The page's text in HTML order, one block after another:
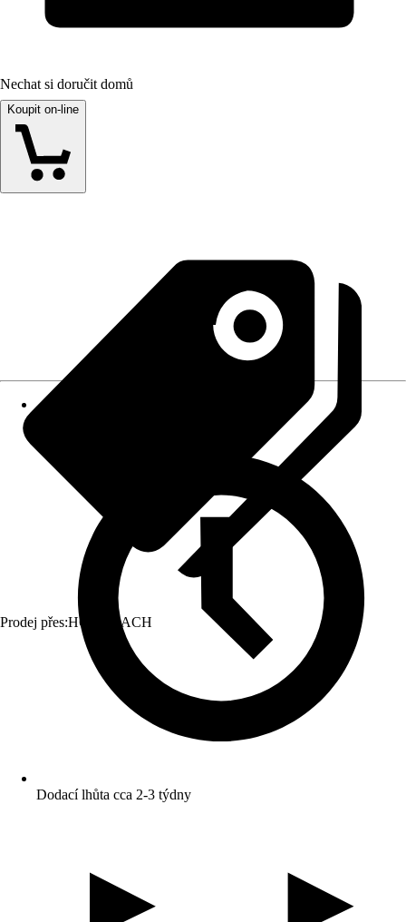
Nechat si doručit domů
Koupit on-line
Prodej přes:HORNBACH
Dodací lhůta cca 2-3 týdny